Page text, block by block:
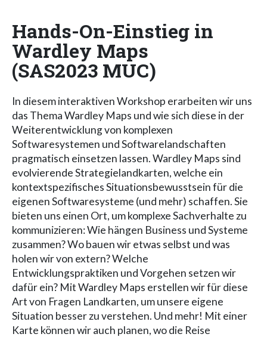
Hands-On-Einstieg in
Wardley Maps
(SAS2023 MUC)
In diesem interaktiven Workshop erarbeiten wir uns
das Thema Wardley Maps und wie sich diese in der
Weiterentwicklung von komplexen
Softwaresystemen und Softwarelandschaften
pragmatisch einsetzen lassen. Wardley Maps sind
evolvierende Strategielandkarten, welche ein
kontextspezifisches Situationsbewusstsein für die
eigenen Softwaresysteme (und mehr) schaffen. Sie
bieten uns einen Ort, um komplexe Sachverhalte zu
kommunizieren: Wie hängen Business und Systeme
zusammen? Wo bauen wir etwas selbst und was
holen wir von extern? Welche
Entwicklungspraktiken und Vorgehen setzen wir
dafür ein? Mit Wardley Maps erstellen wir für diese
Art von Fragen Landkarten, um unsere eigene
Situation besser zu verstehen. Und mehr! Mit einer
Karte können wir auch planen, wo die Reise